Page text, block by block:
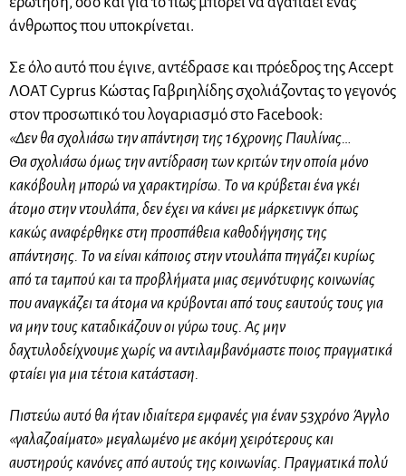
άνθρωπος που υποκρίνεται.
Σε όλο αυτό που έγινε, αντέδρασε και πρόεδρος της Accept
ΛΟΑΤ Cyprus Κώστας Γαβριηλίδης σχολιάζοντας το γεγονός
στον προσωπικό του λογαριασμό στο Facebook:
«Δεν θα σχολιάσω την απάντηση της 16χρονης Παυλίνας…
Θα σχολιάσω όμως την αντίδραση των κριτών την οποία μόνο
κακόβουλη μπορώ να χαρακτηρίσω. Το να κρύβεται ένα γκέι
άτομο στην ντουλάπα, δεν έχει να κάνει με μάρκετινγκ όπως
κακώς αναφέρθηκε στη προσπάθεια καθοδήγησης της
απάντησης. Το να είναι κάποιος στην ντουλάπα πηγάζει κυρίως
από τα ταμπού και τα προβλήματα μιας σεμνότυφης κοινωνίας
που αναγκάζει τα άτομα να κρύβονται από τους εαυτούς τους για
να μην τους καταδικάζουν οι γύρω τους. Ας μην
δαχτυλοδείχνουμε χωρίς να αντιλαμβανόμαστε ποιος πραγματικά
φταίει για μια τέτοια κατάσταση.
Πιστεύω αυτό θα ήταν ιδιαίτερα εμφανές για έναν 53χρόνο Άγγλο
«γαλαζοαίματο» μεγαλωμένο με ακόμη χειρότερους και
αυστηρούς κανόνες από αυτούς της κοινωνίας. Πραγματικά πολύ